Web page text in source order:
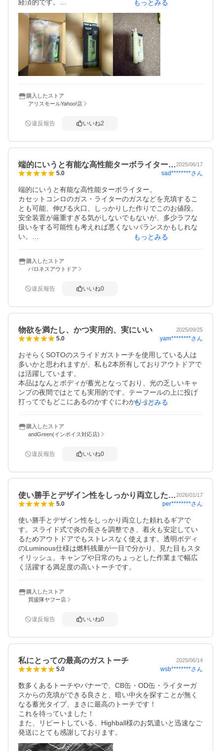
経済的です。
パワーが強いので風が強くても消えることがなく、着火点
のノズルが伸びることで安全に着火することができ
また誤動作を防ぐためにスイッチにロックがかかるように
なっているので2重3重の安全性が金そろえられています
もっとみる
購入したストア
アリスモールYahoo!店
違反報告 いいね2
端的にいうと有能な高性能ターボライター…2025/06/17
5.0 sad********さん
端的にいうと有能な高性能ターボライター。
カセットコンロのガス・ライターのガスなどを充填するこ
とも可能、伸びる火口、しっかりした作りでこのお値段。
安全装置が厳重すぎる気がしないでもないが、多少ラフな
扱いをする可能性も考えれば悪くないバランスかもしれな
い。
ちだが、この構造は手芸やDIYでも歓迎される場面があるん
じゃないかしらと思っています。
もっとみる
購入したストア
バロネスアウトドア
違反報告 いいね0
物欲を満たし、かつ実用的、実にいい 2025/09/25
5.0 yam********さん
おそらくSOTOのスライドガストーチを使用している人は
多いかと思われますが、私も2本所有しておりアウトドアで
は活躍しています。
本品はなんとボディが蓄光となっており、光の乏しいキャ
ンプの夜間ではとても実用的です。テーフールの上に投げ
打ってでもどこにあるのかすぐにわかります。
す。
もっとみる
購入したストア
andGreen(インボイス対応店)
違反報告 いいね0
使い勝手とデザイン性をしっかり両立した…2026/01/17
5.0 per********さん
使い勝手とデザイン性をしっかり両立した頼れるギアで
す。スライド式で炎の長さを調整でき、着火も安定してい
るためアウトドアでもストレスなく使えます。透明ボディ
のLuminous仕様は燃料残量が一目で分かり、見た目もスタ
イリッシュ。キャンプや日常のちょっとした作業まで幅広
く活躍する満足度の高いトーチです。
購入したストア
買援隊ヤフー店
違反報告 いいね0
私にとっての最高のガストーチ 2025/06/14
5.0 wsb********さん
数多くあるトーチやバナーで、CB缶・OD缶・ライターガ
スからの充填ができる良さと、暗い中火を探すことが無く
なる蓄光タイプ、まさに最高のトーチです！
これを待っていました！
また、リピートしている、Highball様のお気遣いと迅速なご